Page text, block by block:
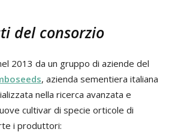
del consorzio
2013 da un gruppo di aziende del
, azienda sementiera italiana
nella ricerca avanzata e
cultivar di specie orticole di
i produttori: